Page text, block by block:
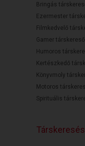
Bringás
Ezermester
Filmkedvelő
Gamer társkereső
Humoros
Kertészkedő
Könyvmoly
Motoros
Spirituális